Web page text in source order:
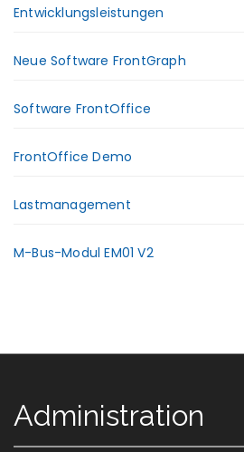
Entwicklungsleistungen
Neue Software FrontGraph
Software FrontOffice
FrontOffice Demo
Lastmanagement
M-Bus-Modul EM01 V2
Administration